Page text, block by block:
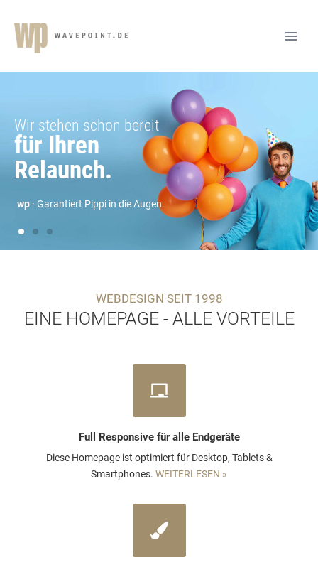
WEBDESIGN SEIT 1998
EINE HOMEPAGE - ALLE VORTEILE
Full Responsive für alle Endgeräte
Diese Homepage ist optimiert für Desktop, Tablets &
Smartphones. WEITERLESEN »